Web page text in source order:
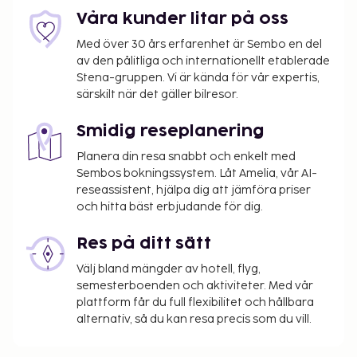
ansiktsbehandlingar. Här har du bland annat tillgång
till bastu, fitnesscenter och hyrcyklar. Boendet har
även gratis wi-fi, conciergetjänster och
bröllopstjänster. Detta hotell har 3 restauranger.
Avsluta dagen med en drink på boendets bar. Här
och 11.00.
Du kommer att ombes att betala följande avgifter
på boendet – avgifterna kan inkludera tillämpliga
boendet. Skatten är säsongsbunden och gäller
inte alltid året om. Undantag från skatten kan
finnas. Kontakta boendet med hjälp av
uppgifterna i bokningsbekräftelsen för mer
information.
Våra kunder litar på oss
Med över 30 års erfarenhet är Sembo en del
av den pålitliga och internationellt etablerade
Stena-gruppen. Vi är kända för vår expertis,
särskilt när det gäller bilresor.
Smidig reseplanering
Planera din resa snabbt och enkelt med
Sembos bokningssystem. Låt Amelia, vår AI-
reseassistent, hjälpa dig att jämföra priser
och hitta bäst erbjudande för dig.
Res på ditt sätt
Välj bland mängder av hotell, flyg,
semesterboenden och aktiviteter. Med vår
plattform får du full flexibilitet och hållbara
alternativ, så du kan resa precis som du vill.